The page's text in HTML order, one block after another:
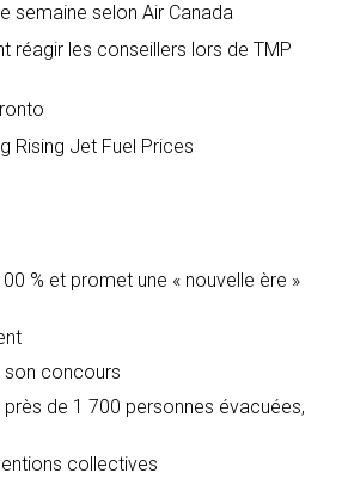
semaine selon Air Canada
réagir les conseillers lors de TMP
Rising Jet Fuel Prices
% et promet une « nouvelle ère »
son concours
de 1 700 personnes évacuées,
collectives